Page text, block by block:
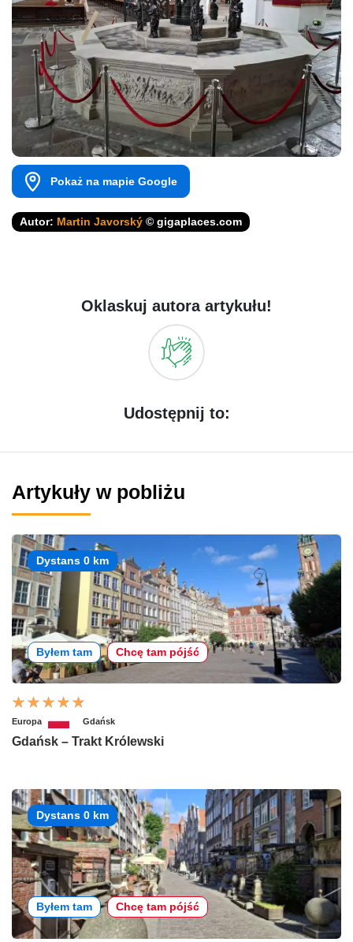
Pokaż na mapie Google
Autor: Martin Javorský © gigaplaces.com
Oklaskuj autora artykułu!
Udostępnij to:
Artykuły w pobliżu
Dystans 0 km
Byłem tam Chcę tam pójść
Europa Gdańsk
Gdańsk – Trakt Królewski
Dystans 0 km
Byłem tam Chcę tam pójść